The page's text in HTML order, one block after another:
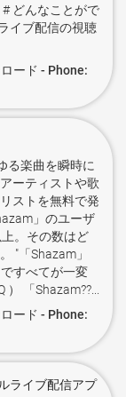
どんなことがで
イブ配信の視聴
ード - Phone:
る楽曲を瞬時に
ーティストや歌
ストを無料で発
」のユーザ
。その数はど
"「Shazam」
すべてが一変
「Shazam??...
ード - Phone:
ライブ配信アプ